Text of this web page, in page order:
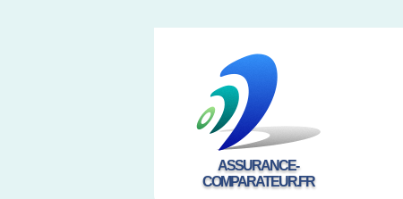
ASSURANCE-
COMPARATEUR.FR